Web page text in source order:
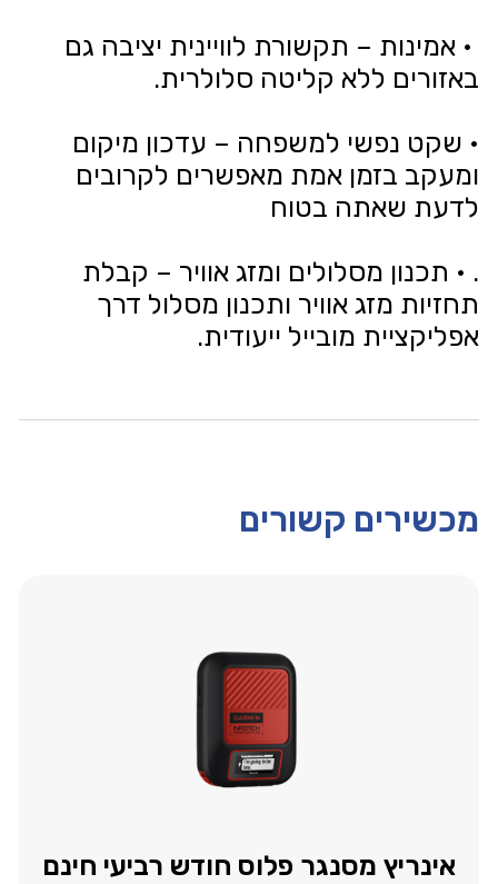
• אמינות – תקשורת לוויינית יציבה גם
באזורים ללא קליטה סלולרית.
• שקט נפשי למשפחה – עדכון מיקום
ומעקב בזמן אמת מאפשרים לקרובים
לדעת שאתה בטוח
. • תכנון מסלולים ומזג אוויר – קבלת
תחזיות מזג אוויר ותכנון מסלול דרך
אפליקציית מובייל ייעודית.
מכשירים קשורים
אינריץ מסנגר פלוס חודש רביעי חינם